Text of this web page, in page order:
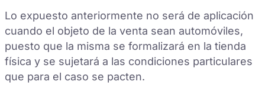
Lo expuesto anteriormente no será de aplicación
cuando el objeto de la venta sean automóviles,
puesto que la misma se formalizará en la tienda
física y se sujetará a las condiciones particulares
que para el caso se pacten.